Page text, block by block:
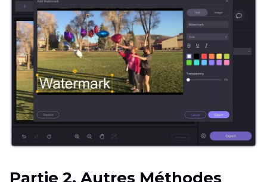
Partie 2. Autres Méthodes